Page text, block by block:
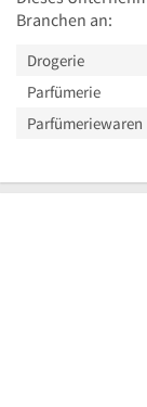
Branchen an:
Drogerie
Parfümerie
Parfümeriewaren